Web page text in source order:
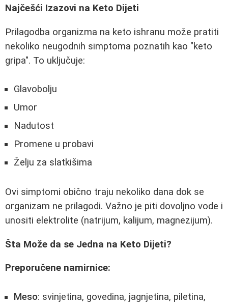
Najčešći Izazovi na Keto Dijeti
Prilagodba organizma na keto ishranu može pratiti
nekoliko neugodnih simptoma poznatih kao "keto
gripa". To uključuje:
Glavobolju
Umor
Nadutost
Promene u probavi
Želju za slatkišima
Ovi simptomi obično traju nekoliko dana dok se
organizam ne prilagodi. Važno je piti dovoljno vode i
unositi elektrolite (natrijum, kalijum, magnezijum).
Šta Može da se Jedna na Keto Dijeti?
Preporučene namirnice:
Meso: svinjetina, govedina, jagnjetina, piletina,